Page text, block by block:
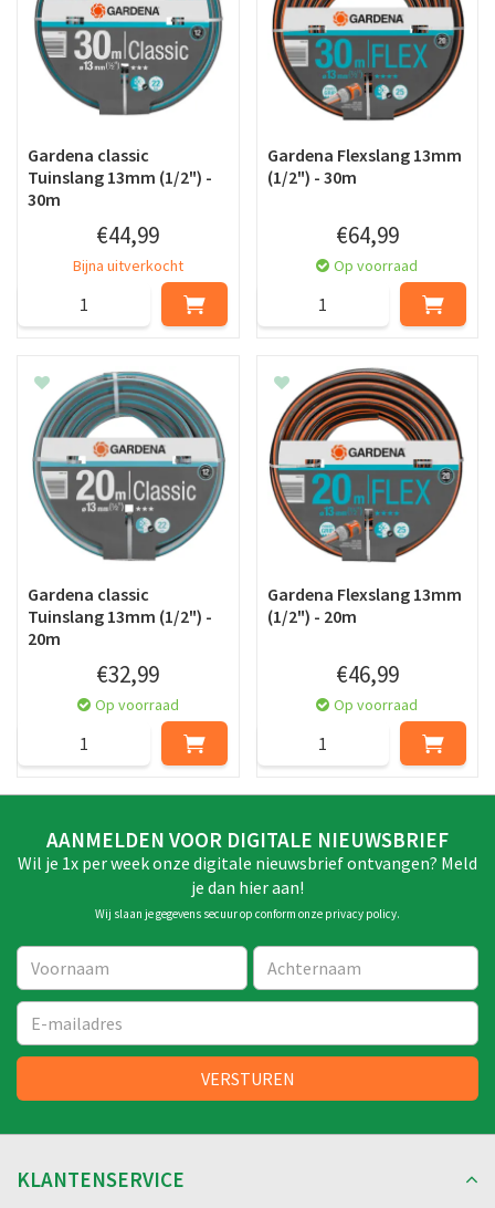
Gardena classic
Tuinslang 13mm (1/2") -
30m
€44,99
Bijna uitverkocht
Gardena Flexslang 13mm
(1/2") - 30m
€64,99
Op voorraad
Gardena classic
Tuinslang 13mm (1/2") -
20m
€32,99
Op voorraad
Gardena Flexslang 13mm
(1/2") - 20m
€46,99
Op voorraad
AANMELDEN VOOR DIGITALE NIEUWSBRIEF
Wil je 1x per week onze digitale nieuwsbrief ontvangen? Meld
je dan hier aan!
Wij slaan je gegevens secuur op conform onze privacy policy.
KLANTENSERVICE